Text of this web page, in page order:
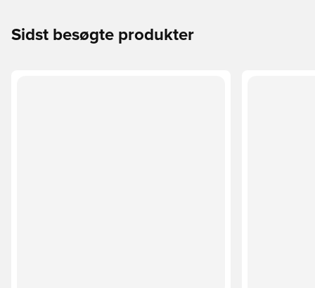
Sidst besøgte produkter